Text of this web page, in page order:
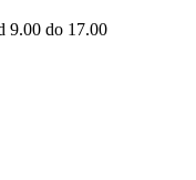
9.00 do 17.00